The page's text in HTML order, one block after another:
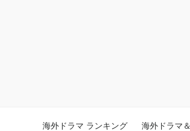
海外ドラマ ランキング 海外ドラマ